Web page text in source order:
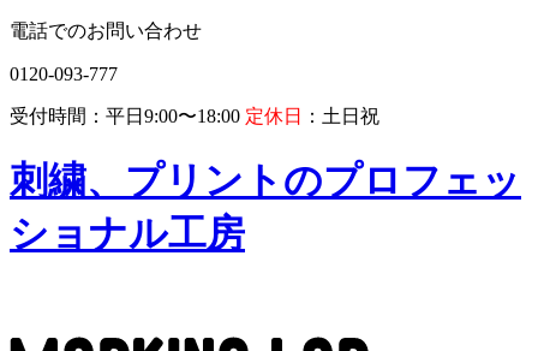
電話でのお問い合わせ
0120-093-777
受付時間：平日9:00〜18:00 定休日 ：土日祝
刺繍、プリントのプロフェッ
ショナル工房